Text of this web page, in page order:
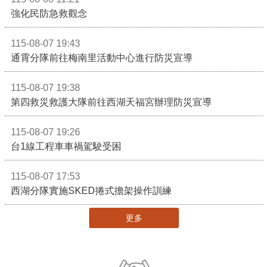
強化民防急救觀念
115-08-07 19:43
通霄分隊前往梅南里活動中心進行防災宣導
115-08-07 19:38
第四救災救護大隊前往西湖天福宮辦理防災宣導
115-08-07 19:26
台1線工程車車禍駕駛受困
115-08-07 17:53
西湖分隊實施SKED捲式擔架操作訓練
更多